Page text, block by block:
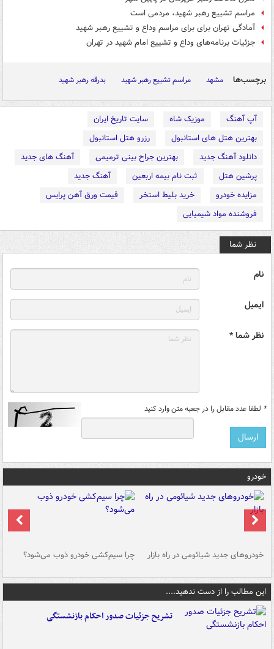
مراسم تشییع رهبر شهید، مردمی است
آمادگی تهران برای برای مراسم وداع و تشییع رهبر شهید
جزئیات برنامه‌های وداع و تشییع امام شهید در تهران
برچسب‌ها مشهد مراسم تشییع رهبر شهید بدرقه رهبر شهید
آپ آهنگ موزیک شاه
سایت تاریخ ایران
بهترین هتل های استانبول
رزرو هتل استانبول
دانلود آهنگ جدید
بهترین جراح بینی ترمیمی
آهنگ های جدید
پرشین هتل
ثبت نام بیمه اربعین
آهنگ جدید
مزایده خودرو
خرید بلیط استخر
قیمت ورق آهن پرایس
فروشنده مواد شیمیایی
نظر شما
نام
ایمیل
نظر شما *
* لطفا عدد مقابل را در جعبه متن وارد کنید
خودرو
خودروهای جدید شیائومی در راه بازار چرا سیم‌کشی خودرو ذوب می‌شود؟
این مطالب را از دست ندهید....
تشریح جزئیات صدور احکام بازنشستگی